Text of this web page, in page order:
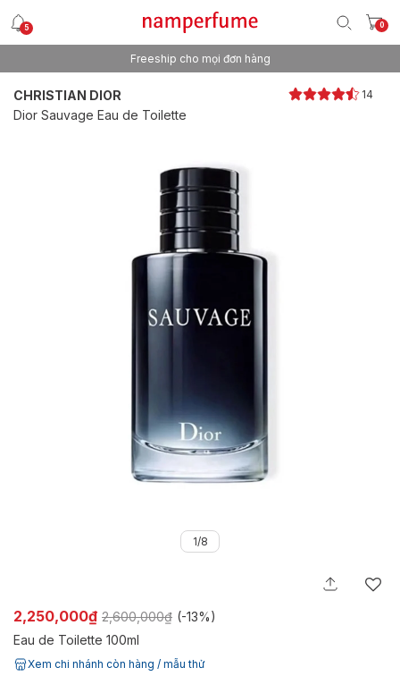
5 0
Freeship cho mọi đơn hàng
CHRISTIAN DIOR 14
Dior Sauvage Eau de Toilette
1/8
2,250,000₫ 2,600,000₫ (-13%)
Eau de Toilette 100ml
Xem chi nhánh còn hàng / mẫu thử